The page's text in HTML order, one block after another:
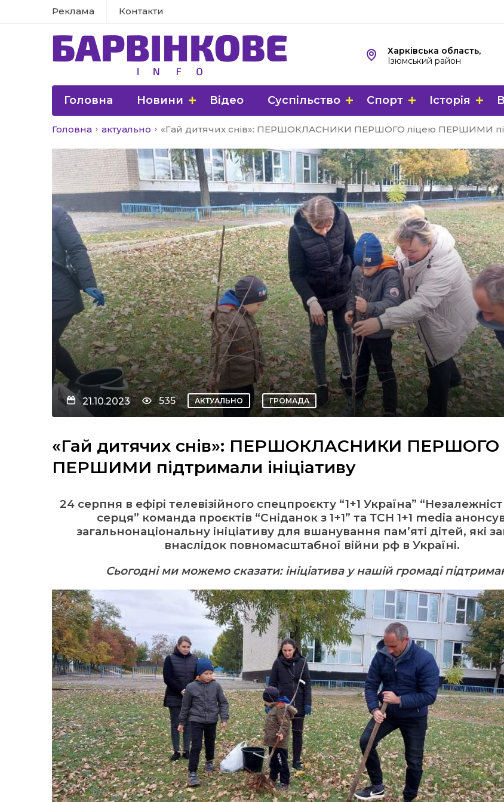
Реклама Контакти
Харківська область,
Ізюмський район
Головна Новини Відео Суспільство Спорт Історія
Головна актуально «Гай дитячих снів»: ПЕРШОКЛАСНИКИ ПЕРШОГО ліцею ПЕРШИМИ
21.10.2023 535 АКТУАЛЬНО ГРОМАДА
«Гай дитячих снів»: ПЕРШОКЛАСНИКИ ПЕРШОГО
ПЕРШИМИ підтримали ініціативу
24 серпня в ефірі телевізійного спецпроєкту “1+1 Україна”
серця” команда проєктів “Сніданок з 1+1” та ТСН 1+1 media
загальнонаціональну ініціативу для вшанування памʼяті дітей, які
внаслідок повномасштабної війни рф в Україні.
Сьогодні ми можемо сказати: ініціатива у нашій громаді